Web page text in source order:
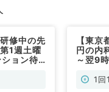
修中の先
1週土曜
ョン待
【東
円の内
～翌9
す！
1